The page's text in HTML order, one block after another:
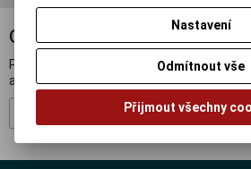
ODBĚR NOVINEK
Přihlašte se k odběru novinek a buďte
akcích a soutěžích.
Nastavení
Odmítnout vše
Přijmout všechny